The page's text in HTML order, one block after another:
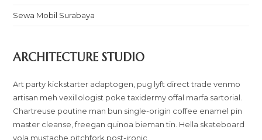
Sewa Mobil Surabaya
ARCHITECTURE STUDIO
Art party kickstarter adaptogen, pug lyft direct trade venmo
artisan meh vexillologist poke taxidermy offal marfa sartorial.
Chartreuse poutine man bun single-origin coffee enamel pin
master cleanse, freegan quinoa bieman tin. Hella skateboard
yola mustache pitchfork post-ironic.